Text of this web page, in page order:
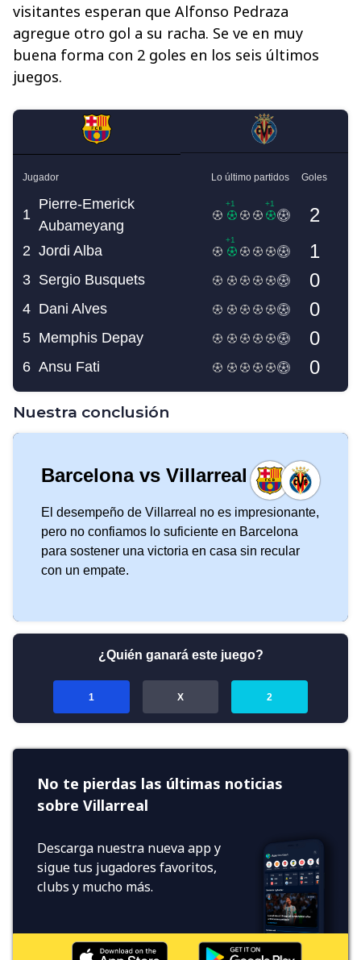
visitantes esperan que Alfonso Pedraza
agregue otro gol a su racha. Se ve en muy
buena forma con 2 goles en los seis últimos
juegos.
Nuestra conclusión
No te pierdas las últimas noticias
sobre Villarreal
Descarga nuestra nueva app y
sigue tus jugadores favoritos,
clubs y mucho más.